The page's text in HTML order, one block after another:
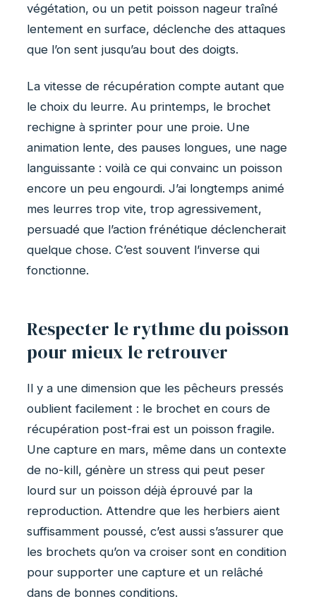
végétation, ou un petit poisson nageur traîné
lentement en surface, déclenche des attaques
que l’on sent jusqu’au bout des doigts.
La vitesse de récupération compte autant que
le choix du leurre. Au printemps, le brochet
rechigne à sprinter pour une proie. Une
animation lente, des pauses longues, une nage
languissante : voilà ce qui convainc un poisson
encore un peu engourdi. J’ai longtemps animé
mes leurres trop vite, trop agressivement,
persuadé que l’action frénétique déclencherait
quelque chose. C’est souvent l’inverse qui
fonctionne.
Respecter le rythme du poisson
pour mieux le retrouver
Il y a une dimension que les pêcheurs pressés
oublient facilement : le brochet en cours de
récupération post-frai est un poisson fragile.
Une capture en mars, même dans un contexte
de no-kill, génère un stress qui peut peser
lourd sur un poisson déjà éprouvé par la
reproduction. Attendre que les herbiers aient
suffisamment poussé, c’est aussi s’assurer que
les brochets qu’on va croiser sont en condition
pour supporter une capture et un relâché
dans de bonnes conditions.